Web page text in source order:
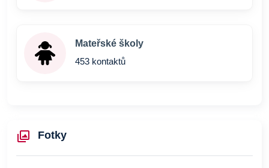
Mateřské školy
453 kontaktů
Fotky